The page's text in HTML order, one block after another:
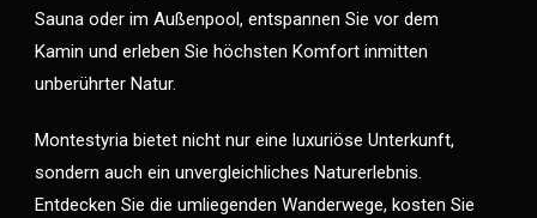
Sauna oder im Außenpool, entspannen Sie vor dem
Kamin und erleben Sie höchsten Komfort inmitten
unberührter Natur.
Montestyria bietet nicht nur eine luxuriöse Unterkunft,
sondern auch ein unvergleichliches Naturerlebnis.
Entdecken Sie die umliegenden Wanderwege, kosten Sie